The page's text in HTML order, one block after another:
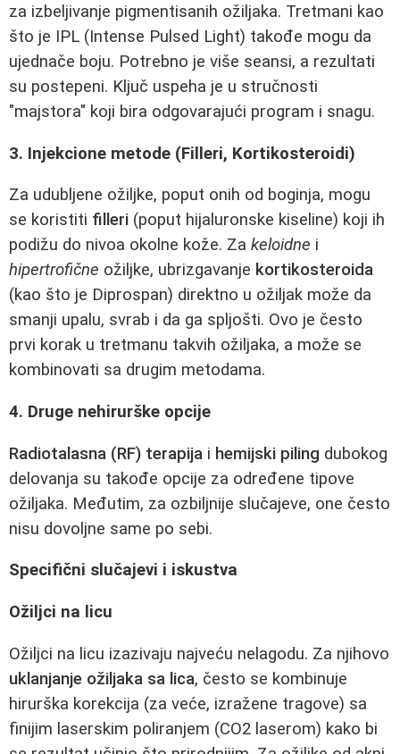
za izbeljivanje pigmentisanih ožiljaka. Tretmani kao
što je IPL (Intense Pulsed Light) takođe mogu da
ujednače boju. Potrebno je više seansi, a rezultati
su postepeni. Ključ uspeha je u stručnosti
"majstora" koji bira odgovarajući program i snagu.
3. Injekcione metode (Filleri, Kortikosteroidi)
Za udubljene ožiljke, poput onih od boginja, mogu
se koristiti filleri (poput hijaluronske kiseline) koji ih
podižu do nivoa okolne kože. Za keloidne i
hipertrofične ožiljke, ubrizgavanje kortikosteroida
(kao što je Diprospan) direktno u ožiljak može da
smanji upalu, svrab i da ga spljošti. Ovo je često
prvi korak u tretmanu takvih ožiljaka, a može se
kombinovati sa drugim metodama.
4. Druge nehirurške opcije
Radiotalasna (RF) terapija i hemijski piling dubokog
delovanja su takođe opcije za određene tipove
ožiljaka. Međutim, za ozbiljnije slučajeve, one često
nisu dovoljne same po sebi.
Specifični slučajevi i iskustva
Ožiljci na licu
Ožiljci na licu izazivaju najveću nelagodu. Za njihovo
uklanjanje ožiljaka sa lica, često se kombinuje
hirurška korekcija (za veće, izražene tragove) sa
finijim laserskim poliranjem (CO2 laserom) kako bi